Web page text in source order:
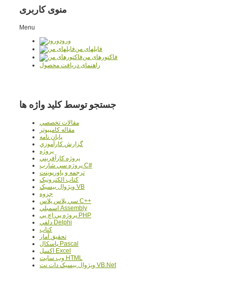
منوی کاربری
Menu
ورود
فایلهای من
فاکتورهای من
راهنمای دریافت محصول
جستجو توسط کلید واژه ها
مقالات تخصصي
مقاله کامپیوتر
پایان نامه
گزارش کارآموزي
پروژه
پروژه کارآفريني
پروژه سي شارپ C#
ترجمه و پاورپوينت
کتاب الکترونيک
ويژوال بيسيک VB
جزوه
سي پلاس پلاس C++
اسمبلي Assembly
پروژه پي اچ پي PHP
دلفي Delphi
کتاب
تحقيق آمار
پاسکال Pascal
اکسل Excel
وب سايت HTML
ويژوال بيسيک دات نت VB.Net